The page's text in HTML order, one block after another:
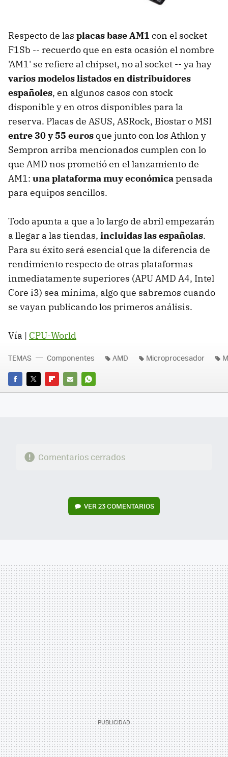
Respecto de las placas base AM1 con el socket
F1Sb -- recuerdo que en esta ocasión el nombre
'AM1' se refiere al chipset, no al socket -- ya hay
varios modelos listados en distribuidores
españoles, en algunos casos con stock
disponible y en otros disponibles para la
reserva. Placas de ASUS, ASRock, Biostar o MSI
entre 30 y 55 euros que junto con los Athlon y
Sempron arriba mencionados cumplen con lo
que AMD nos prometió en el lanzamiento de
AM1: una plataforma muy económica pensada
para equipos sencillos.
Todo apunta a que a lo largo de abril empezarán
a llegar a las tiendas, incluidas las españolas.
Para su éxito será esencial que la diferencia de
rendimiento respecto de otras plataformas
inmediatamente superiores (APU AMD A4, Intel
Core i3) sea mínima, algo que sabremos cuando
se vayan publicando los primeros análisis.
Vía | CPU-World
FACEBOOK
TWITTERFLIPBOARD
E-
WHATSAPP
TEMAS Componentes AMD Microprocesador
Comentarios cerrados
VER 23 COMENTARIOS